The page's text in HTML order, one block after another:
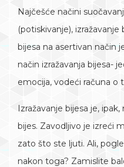
Najčešće načini
(potiskivanje), izražavanje
bijesa na asertivan način
način izražavanja bijesa-
emocija, vodeći računa o
Izražavanje bijesa je,
bijes. Zavodljivo je izreći
zato što ste ljuti. Ali,
nakon toga? Zamislite